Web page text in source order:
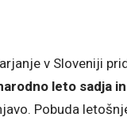
v Sloveniji
leto sadja
Pobuda